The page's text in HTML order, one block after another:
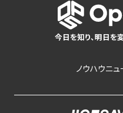
今日を知り、明日を
ノウハウニュ